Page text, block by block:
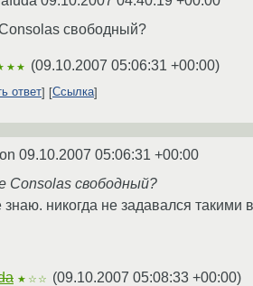
свободный?
(09.10.2007 05:06:31 +00:00)
ответ Ссылка
09.10.2007 05:06:31 +00:00
Consolas свободный?
знаю. никогда не задавался такими
★☆☆ (09.10.2007 05:08:33 +00:00)